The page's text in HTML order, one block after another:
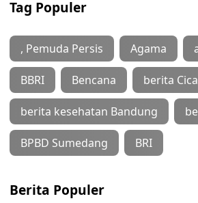
Tag Populer
, Pemuda Persis Agama
BBRI Bencana berita
berita kesehatan Bandung
BPBD Sumedang BRI
Berita Populer